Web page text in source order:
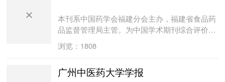
本刊系中国药学会福建分会主办，福建省食品药
品监督管理局主管。为中国学术期刊综合评价数
据库统计来源期刊。主要报道药剂学、药理学、
药物化学、药物分析、中药与天然药物等方面的
学、科研、检验和临床药学工作者。
浏览：1808
广州中医药大学学报